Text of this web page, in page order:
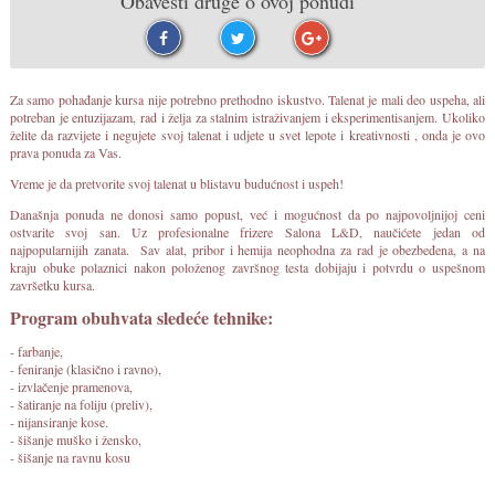
Za samo pohađanje kursa nije potrebno prethodno iskustvo. Talenat je mali deo uspeha, ali
potreban je entuzijazam, rad i želja za stalnim istraživanjem i eksperimentisanjem. Ukoliko
želite da razvijete i negujete svoj talenat i udjete u svet lepote i kreativnosti , onda je ovo
prava ponuda za Vas.
Vreme je da pretvorite svoj talenat u blistavu budućnost i uspeh!
Današnja ponuda ne donosi samo popust, već i mogućnost da po najpovoljnijoj ceni
ostvarite svoj san. Uz profesionalne frizere Salona L&D, naučićete jedan od
najpopularnijih zanata. Sav alat, pribor i hemija neophodna za rad je obezbeđena, a na
kraju obuke polaznici nakon položenog završnog testa dobijaju i potvrdu o uspešnom
završetku kursa.
Program obuhvata sledeće tehnike:
- farbanje,
- feniranje (klasično i ravno),
- izvlačenje pramenova,
- šatiranje na foliju (preliv),
- nijansiranje kose.
- šišanje muško i žensko,
- šišanje na ravnu kosu